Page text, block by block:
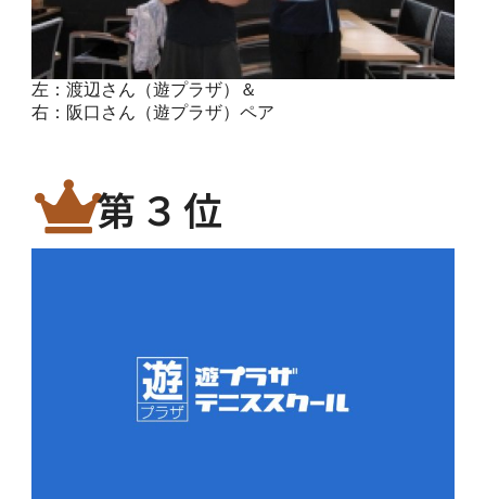
左：渡辺さん（遊プラザ）＆
右：阪口さん（遊プラザ）ペア
第３位